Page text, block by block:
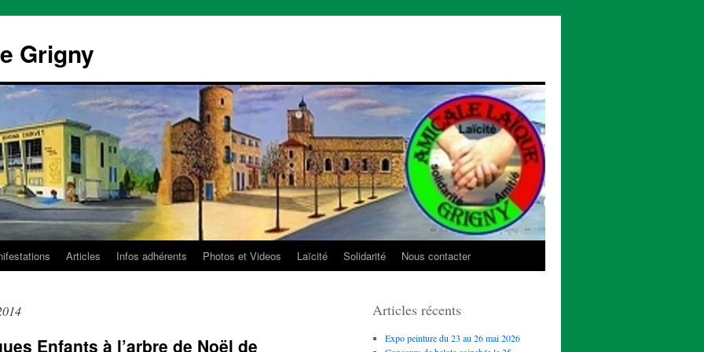
Grigny
Articles Infos adhérents Photos et Videos Laïcité Solidarité Nous contacter
Enfants à l’arbre de Noël de
Articles récents
Expo peinture du 23 au 26 mai 2026